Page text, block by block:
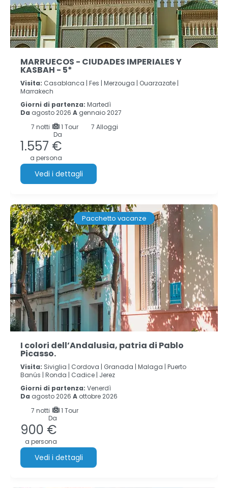
MARRUECOS - CIUDADES IMPERIALES Y
KASBAH - 5*
Visita: Casablanca | Fes | Merzouga | Ouarzazate |
Marrakech
Giorni di partenza: Martedì
Da agosto 2026 A gennaio 2027
7 notti 1 Tour
7 Alloggi
Da
1.557 €
a persona
Vedi i dettagli
Pacchetto vacanze
I colori dell’Andalusia, patria di Pablo
Picasso.
Visita: Siviglia | Cordova | Granada | Malaga | Puerto
Banús | Ronda | Cadice | Jerez
Giorni di partenza: Venerdì
Da agosto 2026 A ottobre 2026
7 notti
1 Tour
Da
900 €
a persona
Vedi i dettagli